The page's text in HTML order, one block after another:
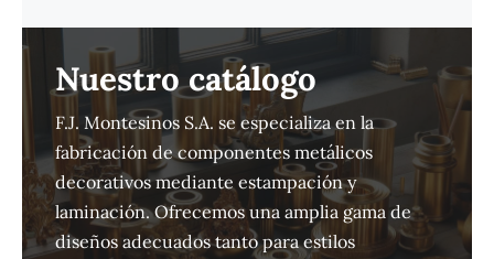
Nuestro catálogo
F.J. Montesinos S.A. se especializa en la
fabricación de componentes metálicos
decorativos mediante estampación y
laminación. Ofrecemos una amplia gama de
diseños adecuados tanto para estilos